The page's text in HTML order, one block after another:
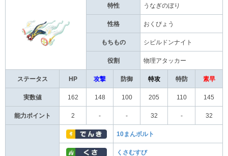
特性 うなぎのぼり
性格 おくびょう
もちもの シビルドンナイト
役割 物理アタッカー
ステータス HP 攻撃 防御 特攻 特防 素早
実数値 162 148 100 205 110 145
能力ポイント 2 - - 32 - 32
10まんボルト
くさむすび